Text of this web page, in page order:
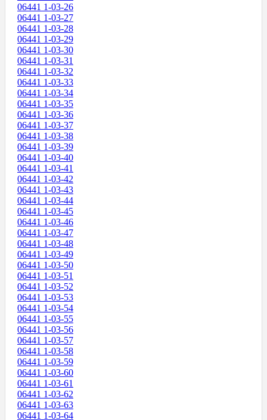
06441 1-03-26
06441 1-03-27
06441 1-03-28
06441 1-03-29
06441 1-03-30
06441 1-03-31
06441 1-03-32
06441 1-03-33
06441 1-03-34
06441 1-03-35
06441 1-03-36
06441 1-03-37
06441 1-03-38
06441 1-03-39
06441 1-03-40
06441 1-03-41
06441 1-03-42
06441 1-03-43
06441 1-03-44
06441 1-03-45
06441 1-03-46
06441 1-03-47
06441 1-03-48
06441 1-03-49
06441 1-03-50
06441 1-03-51
06441 1-03-52
06441 1-03-53
06441 1-03-54
06441 1-03-55
06441 1-03-56
06441 1-03-57
06441 1-03-58
06441 1-03-59
06441 1-03-60
06441 1-03-61
06441 1-03-62
06441 1-03-63
06441 1-03-64